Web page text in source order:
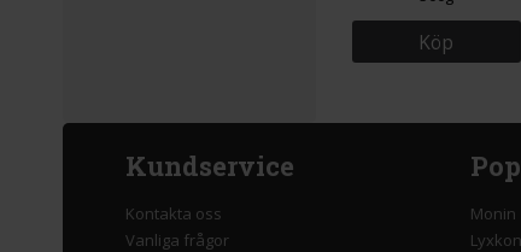
Köp
Kundservice
Kontakta oss
Vanliga frågor
Monin